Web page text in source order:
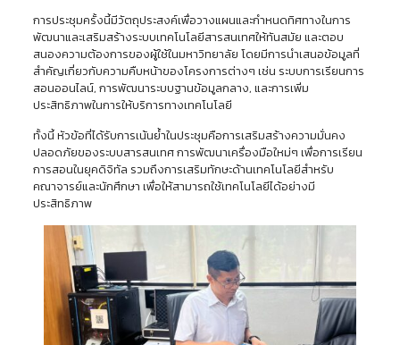
การประชุมครั้งนี้มีวัตถุประสงค์เพื่อวางแผนและกำหนดทิศทางในการ
พัฒนาและเสริมสร้างระบบเทคโนโลยีสารสนเทศให้ทันสมัย และตอบ
สนองความต้องการของผู้ใช้ในมหาวิทยาลัย โดยมีการนำเสนอข้อมูลที่
สำคัญเกี่ยวกับความคืบหน้าของโครงการต่างๆ เช่น ระบบการเรียนการ
สอนออนไลน์, การพัฒนาระบบฐานข้อมูลกลาง, และการเพิ่ม
ประสิทธิภาพในการให้บริการทางเทคโนโลยี
ทั้งนี้ หัวข้อที่ได้รับการเน้นย้ำในประชุมคือการเสริมสร้างความมั่นคง
ปลอดภัยของระบบสารสนเทศ การพัฒนาเครื่องมือใหม่ๆ เพื่อการเรียน
การสอนในยุคดิจิทัล รวมถึงการเสริมทักษะด้านเทคโนโลยีสำหรับ
คณาจารย์และนักศึกษา เพื่อให้สามารถใช้เทคโนโลยีได้อย่างมี
ประสิทธิภาพ